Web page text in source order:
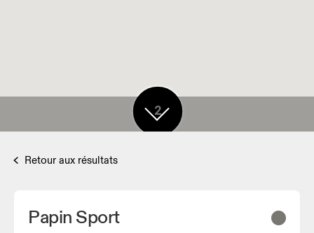
2
Retour aux résultats
Papin Sport